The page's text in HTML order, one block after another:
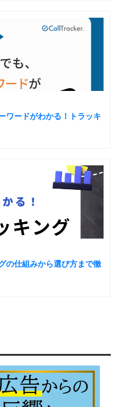
ワードがわかる！トラッキ
の仕組みから選び方まで徹